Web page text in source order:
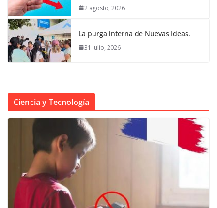
2 agosto, 2026
La purga interna de Nuevas Ideas.
31 julio, 2026
Ciencia y Tecnología